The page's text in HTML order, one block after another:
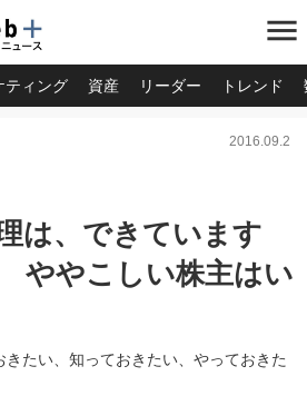
menu
ティング 資産 リーダー トレンド
2016.09.2
は、できています
やこしい株主はい
たい、知っておきたい、やっておきた